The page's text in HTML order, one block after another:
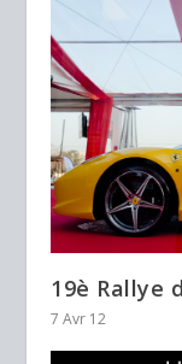
19è Rallye
7 Avr 12